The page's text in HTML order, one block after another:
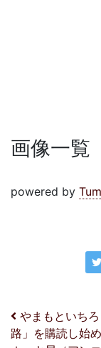
画像一覧
powered by
投稿ナ
やまもといち
路」を購読し始め